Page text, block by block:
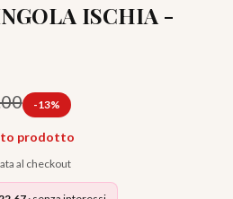
ISCHIA -
-13%
prodotto
al checkout